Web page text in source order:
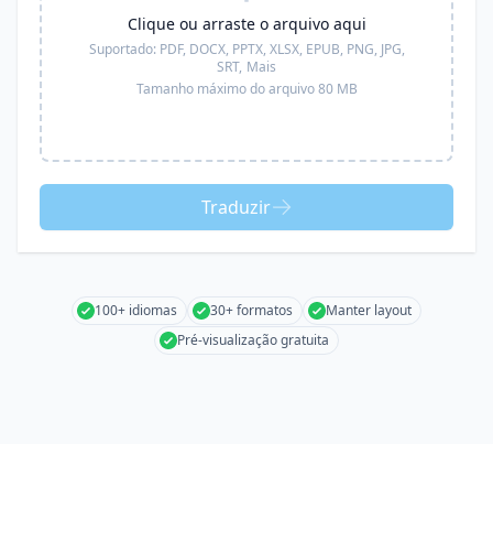
Clique ou arraste o arquivo aqui
Suportado: PDF, DOCX, PPTX, XLSX, EPUB, PNG, JPG,
SRT, Mais
Tamanho máximo do arquivo 80 MB
Traduzir
100+ idiomas 30+ formatos
Manter layout
Pré-visualização gratuita